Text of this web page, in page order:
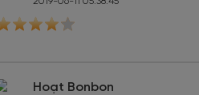
Hoạt Bonbon